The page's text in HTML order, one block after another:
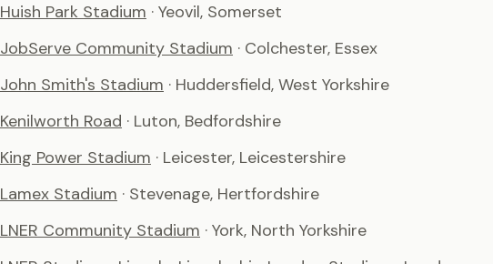
Huish Park Stadium · Yeovil, Somerset
JobServe Community Stadium · Colchester, Essex
John Smith's Stadium · Huddersfield, West Yorkshire
Kenilworth Road · Luton, Bedfordshire
King Power Stadium · Leicester, Leicestershire
Lamex Stadium · Stevenage, Hertfordshire
LNER Community Stadium · York, North Yorkshire